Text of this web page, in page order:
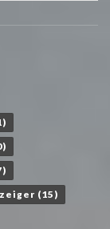
(15)